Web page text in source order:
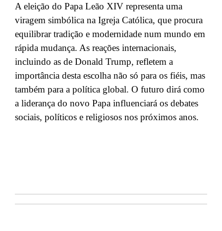
A eleição do Papa Leão XIV representa uma
viragem simbólica na Igreja Católica, que procura
equilibrar tradição e modernidade num mundo em
rápida mudança. As reações internacionais,
incluindo as de Donald Trump, refletem a
importância desta escolha não só para os fiéis, mas
também para a política global. O futuro dirá como
a liderança do novo Papa influenciará os debates
sociais, políticos e religiosos nos próximos anos.